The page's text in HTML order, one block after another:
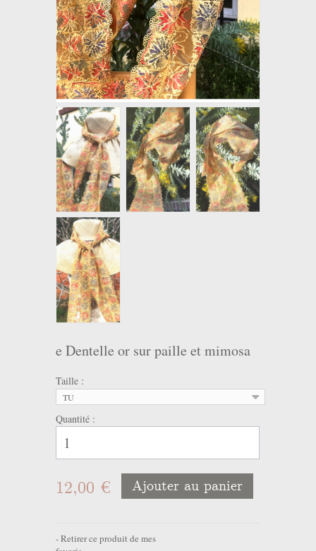
e Dentelle or sur paille et mimosa
Taille :
TU
Quantité :
12,00 € Ajouter au panier
Retirer ce produit de mes